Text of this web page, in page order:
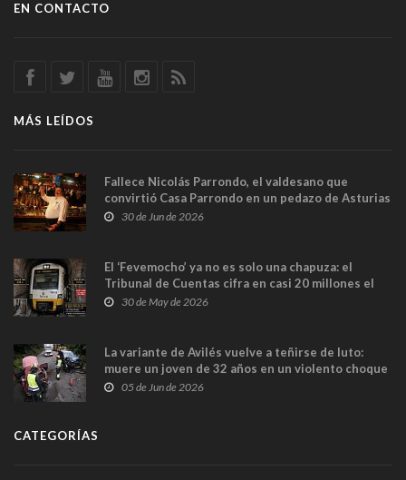
EN CONTACTO
MÁS LEÍDOS
Fallece Nicolás Parrondo, el valdesano que
convirtió Casa Parrondo en un pedazo de Asturias
en Madrid
30 de Jun de 2026
El ‘Fevemocho’ ya no es solo una chapuza: el
Tribunal de Cuentas cifra en casi 20 millones el
sobrecoste de los trenes que no cabían por los
30 de May de 2026
La variante de Avilés vuelve a teñirse de luto:
muere un joven de 32 años en un violento choque
frontal
05 de Jun de 2026
CATEGORÍAS